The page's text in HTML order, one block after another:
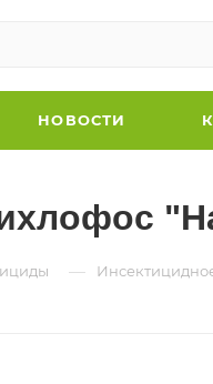
НОВОСТИ
—